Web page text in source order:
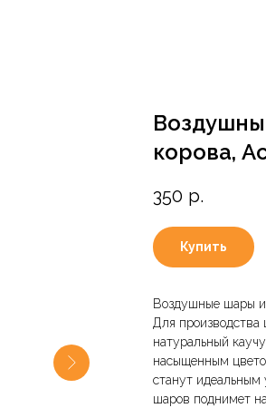
корова,
350 р.
Купить
Воздушные шары
Для производства
натуральный
насыщенным
станут идеальным
шаров поднимет